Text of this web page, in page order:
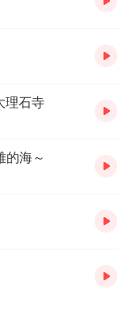
理石寺
的海～